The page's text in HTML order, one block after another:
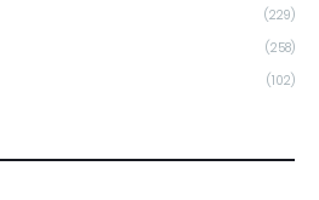
(229)
(258)
(102)